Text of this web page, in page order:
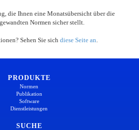
die Ihnen eine Monatsübersicht über die
Normen sicher stellt.
Sehen Sie sich diese Seite an
PRODUKTE
Normen
Publikation
Software
Dienstleistungen
SUCHE